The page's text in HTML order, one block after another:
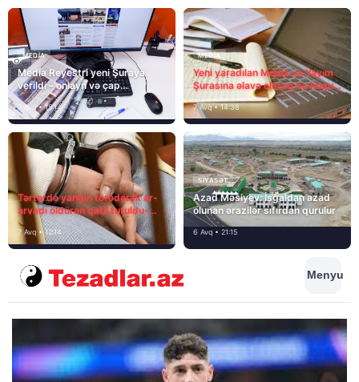
MEDİA
Media Reyestri yeni Şuraya
verildi – onlayn və çap
mediasını nə gözləyir?
7 Avq • 15:14
MEDİA
Yeni yaradılan Media və Yayım
Şurasına əlavə olaraq bu hüquq
və vəzifələr də verilib
7 Avq • 14:38
Tərtərdə yanğın törədərək ər-
arvadı öldürən qatil tutuldu-
SON DƏQİQƏ
7 Avq • 12:14
SIYASƏT
Azad Məsiyev: İşğaldan azad
olunan ərazilər sıfırdan qurulur
6 Avq • 21:15
Menyu